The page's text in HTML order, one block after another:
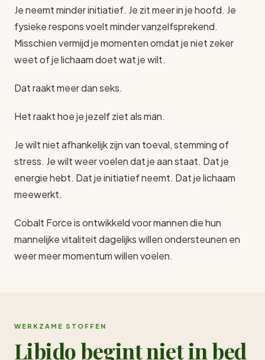
Je neemt minder initiatief. Je zit meer in je hoofd. Je
fysieke respons voelt minder vanzelfsprekend.
Misschien vermijd je momenten omdat je niet zeker
weet of je lichaam doet wat je wilt.
Dat raakt meer dan seks.
Het raakt hoe je jezelf ziet als man.
Je wilt niet afhankelijk zijn van toeval, stemming of
stress. Je wilt weer voelen dat je aan staat. Dat je
energie hebt. Dat je initiatief neemt. Dat je lichaam
meewerkt.
Cobalt Force is ontwikkeld voor mannen die hun
mannelijke vitaliteit dagelijks willen ondersteunen en
weer meer momentum willen voelen.
WERKZAME STOFFEN
Libido begint niet in bed